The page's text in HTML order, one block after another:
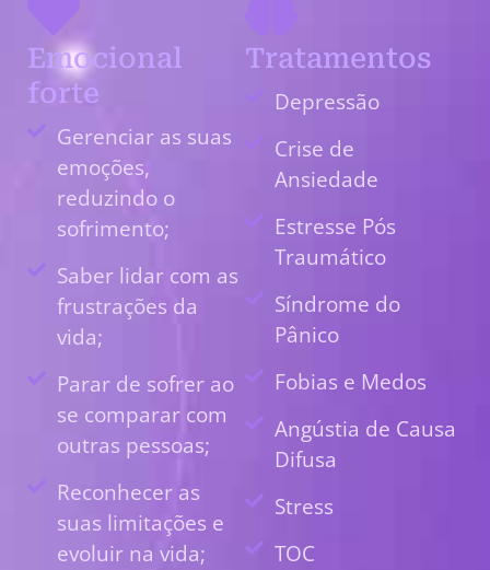
Emocional
forte
Gerenciar as suas
emoções,
reduzindo o
sofrimento;
Saber lidar com as
frustrações da
vida;
Parar de sofrer ao
se comparar com
outras pessoas;
Reconhecer as
suas limitações e
evoluir na vida;
Tratamentos
Depressão
Crise de
Ansiedade
Estresse Pós
Traumático
Síndrome do
Pânico
Fobias e Medos
Angústia de Causa
Difusa
Stress
TOC